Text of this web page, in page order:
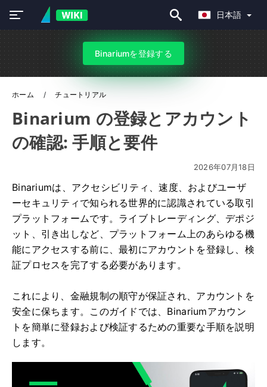
日本語
Binariumを登録する
ホーム チュートリアル
Binarium の登録とアカウント
の確認: 手順と要件
2026年07月18日
Binariumは、アクセシビリティ、速度、およびユーザ
ーセキュリティで知られる世界的に認識されている取引
プラットフォームです。ライブトレーディング、デポジ
ット、引き出しなど、プラットフォーム上のあらゆる機
能にアクセスする前に、最初にアカウントを登録し、検
証プロセスを完了する必要があります。
これにより、金融規制の順守が保証され、アカウントを
安全に保ちます。このガイドでは、Binariumアカウン
トを簡単に登録および検証するための重要な手順を説明
します。